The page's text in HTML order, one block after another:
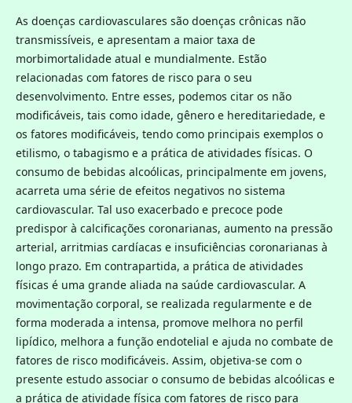
As doenças cardiovasculares são doenças crônicas não
transmissíveis, e apresentam a maior taxa de
morbimortalidade atual e mundialmente. Estão
relacionadas com fatores de risco para o seu
desenvolvimento. Entre esses, podemos citar os não
modificáveis, tais como idade, gênero e hereditariedade, e
os fatores modificáveis, tendo como principais exemplos o
etilismo, o tabagismo e a prática de atividades físicas. O
consumo de bebidas alcoólicas, principalmente em jovens,
acarreta uma série de efeitos negativos no sistema
cardiovascular. Tal uso exacerbado e precoce pode
predispor à calcificações coronarianas, aumento na pressão
arterial, arritmias cardíacas e insuficiências coronarianas à
longo prazo. Em contrapartida, a prática de atividades
físicas é uma grande aliada na saúde cardiovascular. A
movimentação corporal, se realizada regularmente e de
forma moderada a intensa, promove melhora no perfil
lipídico, melhora a função endotelial e ajuda no combate de
fatores de risco modificáveis. Assim, objetiva-se com o
presente estudo associar o consumo de bebidas alcoólicas e
a prática de atividade física com fatores de risco para